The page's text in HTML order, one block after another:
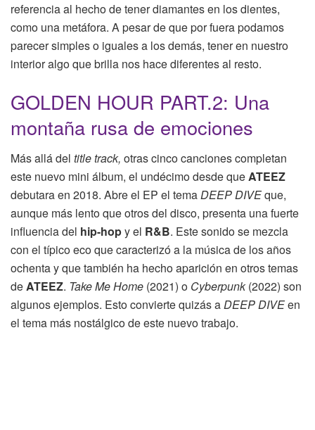
referencia al hecho de tener diamantes en los dientes,
como una metáfora. A pesar de que por fuera podamos
parecer simples o iguales a los demás, tener en nuestro
interior algo que brilla nos hace diferentes al resto.
GOLDEN HOUR PART.2: Una
montaña rusa de emociones
Más allá del title track, otras cinco canciones completan
este nuevo mini álbum, el undécimo desde queATEEZ
debutara en 2018. Abre el EP el temaDEEP DIVEque,
aunque más lento que otros del disco, presenta una fuerte
influencia del hip-hopy el R&B. Este sonido se mezcla
con el típico eco que caracterizó a la música de los años
ochenta y que también ha hecho aparición en otros temas
deATEEZ. Take Me Home (2021) o Cyberpunk(2022) son
algunos ejemplos. Esto convierte quizás aDEEP DIVEen
el tema más nostálgico de este nuevo trabajo.